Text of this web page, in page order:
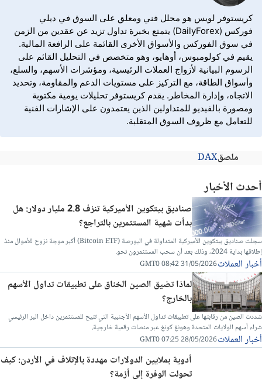
كريستوفر لويس هو محلل فني ومعلق على السوق في ديلي
فوركس (DailyForex) يتمتع بخبرة تداول تزيد عن عقدين من الزمن
في سوق الفوركس والأسواق الأخرى القائمة على الرافعة المالية.
يقيم في كولومبوس، أوهايو، وهو متخصص في التحليل القائم على
الرسوم البيانية لأزواج العملات الرئيسية، ومؤشرات الأسهم، والسلع،
وأسواق الطاقة، مع التركيز على مستويات الدعم والمقاومة، وتحديد
الاتجاه، وإدارة المخاطر. يقدم كريستوفر تحليلات يومية مكتوبة
ومصورة بالفيديو للمتداولين الذين يعتمدون على الإشارات الفنية
للتعامل مع ظروف السوق المتقلبة.
ملصقDAX
أحدث الأخبار
صناديق بيتكوين الأميركية تنزف 2.8 مليار دولار: هل
بدأت شهية المستثمرين بالتراجع؟
سجلت صناديق بيتكوين الأميركية المتداولة في البورصة (Bitcoin ETF) أكبر موجة نزوح للأموال منذ
إطلاقها بداية 2024، وذلك بعد أن سحب المستثمرون نحو.
أخبار العملات31/05/2026 08:42 GMT0
لماذا تضيق الصين الخناق على تطبيقات تداول الأسهم
بالخارج؟
شددت الصين من رقابتها على تطبيقات تداول الأسهم الأجنبية التي تتيح للمستثمرين داخل البر الرئيسي
شراء أسهم الولايات المتحدة وهونغ كونغ عبر منصات رقمية خارجية.
أخبار العملات28/05/2026 07:25 GMT0
أدوية بملايين الدولارات مهددة بالإتلاف في الأردن: كيف
تحولت الوفرة إلى أزمة؟